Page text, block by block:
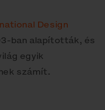
Design
ban alapították, és
egyik
számít.